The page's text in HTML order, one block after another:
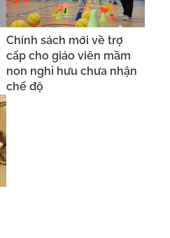
Chính sách mới về trợ
cấp cho giáo viên mầm
non nghỉ hưu chưa nhận
chế độ